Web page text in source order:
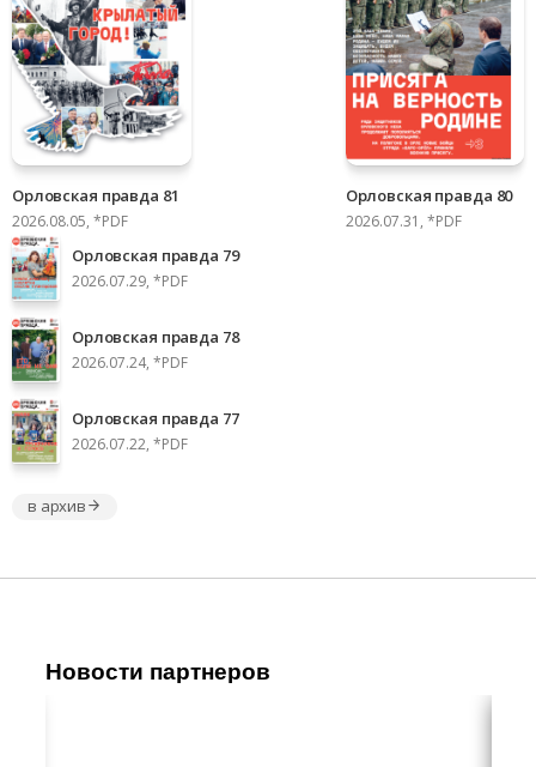
Орловская правда 81
2026.08.05, *PDF
Орловская правда 80
2026.07.31, *PDF
Орловская правда 79
2026.07.29, *PDF
Орловская правда 78
2026.07.24, *PDF
Орловская правда 77
2026.07.22, *PDF
в архив
Новости партнеров